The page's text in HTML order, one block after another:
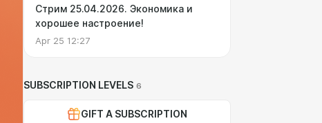
Стрим 25.04.2026. Экономика и
хорошее настроение!
Apr 25 12:27
SUBSCRIPTION LEVELS 6
GIFT A SUBSCRIPTION